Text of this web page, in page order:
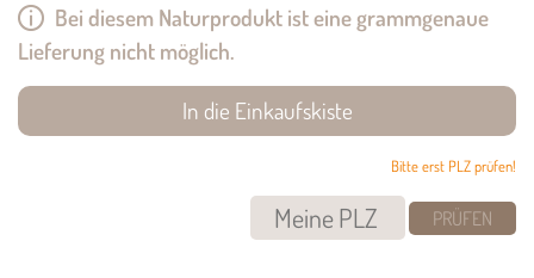
Bei diesem Naturprodukt ist eine grammgenaue
Lieferung nicht möglich.
Bitte erst PLZ prüfen!
PRÜFEN